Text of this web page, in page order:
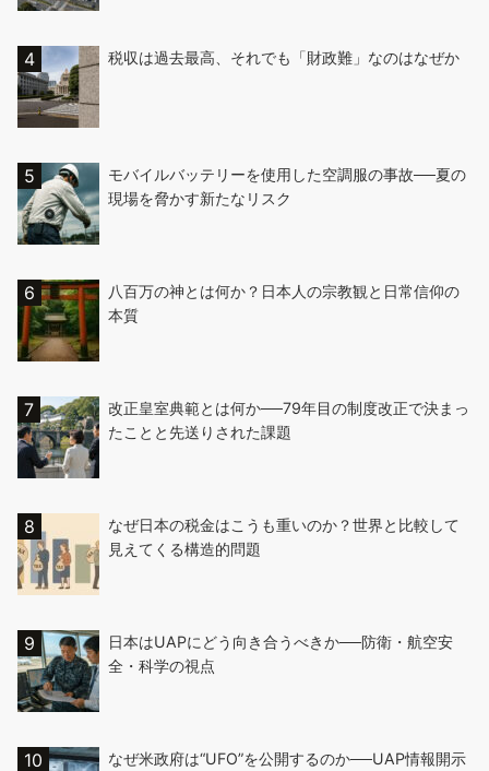
税収は過去最高、それでも「財政難」なのはなぜか
モバイルバッテリーを使用した空調服の事故──夏の
現場を脅かす新たなリスク
八百万の神とは何か？日本人の宗教観と日常信仰の
本質
改正皇室典範とは何か──79年目の制度改正で決まっ
たことと先送りされた課題
なぜ日本の税金はこうも重いのか？世界と比較して
見えてくる構造的問題
日本はUAPにどう向き合うべきか──防衛・航空安
全・科学の視点
なぜ米政府は“UFO”を公開するのか──UAP情報開示